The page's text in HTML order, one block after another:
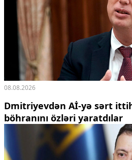
08.08.2026
Dmitriyevdən Aİ-yə sərt
böhranını özləri yaratdılar